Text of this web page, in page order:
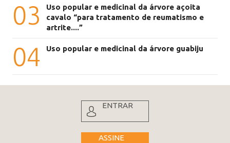
03
Uso popular e medicinal da árvore açoita
cavalo “para tratamento de reumatismo e
artrite....”
04 Uso popular e medicinal da árvore guabiju
ENTRAR
ASSINE